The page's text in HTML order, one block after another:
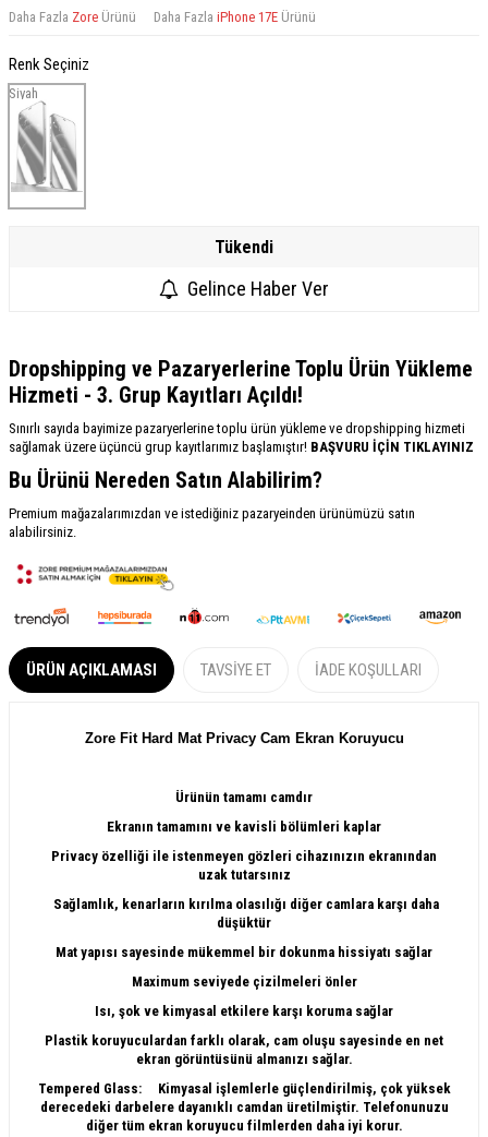
Daha Fazla Zore Ürünü Daha Fazla iPhone 17E Ürünü
Renk Seçiniz
Siyah
Tükendi
Gelince Haber Ver
Dropshipping ve Pazaryerlerine Toplu Ürün Yükleme
Hizmeti - 3. Grup Kayıtları Açıldı!
Sınırlı sayıda bayimize pazaryerlerine toplu ürün yükleme ve dropshipping hizmeti
sağlamak üzere üçüncü grup kayıtlarımız başlamıştır! BAŞVURU İÇİN TIKLAYINIZ
Bu Ürünü Nereden Satın Alabilirim?
Premium mağazalarımızdan ve istediğiniz pazaryeinden ürünümüzü satın
alabilirsiniz.
ÜRÜN AÇIKLAMASI TAVSIYE ET İADE KOŞULLARI
Zore Fit Hard Mat Privacy Cam Ekran Koruyucu
Ürünün tamamı camdır
Ekranın tamamını ve kavisli bölümleri kaplar
Privacy özelliği ile istenmeyen gözleri cihazınızın ekranından
uzak tutarsınız
Sağlamlık, kenarların kırılma olasılığı diğer camlara karşı daha
düşüktür
Mat yapısı sayesinde mükemmel bir dokunma hissiyatı sağlar
Maximum seviyede çizilmeleri önler
Isı, şok ve kimyasal etkilere karşı koruma sağlar
Plastik koruyuculardan farklı olarak, cam oluşu sayesinde en net
ekran görüntüsünü almanızı sağlar.
Tempered Glass: Kimyasal işlemlerle güçlendirilmiş, çok yüksek
derecedeki darbelere dayanıklı camdan üretilmiştir. Telefonunuzu
diğer tüm ekran koruyucu filmlerden daha iyi korur.